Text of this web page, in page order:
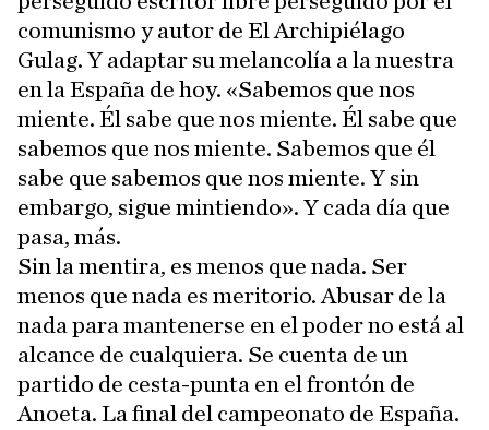
comunismo y autor de El Archipiélago
Gulag. Y adaptar su melancolía a la nuestra
en la España de hoy. «Sabemos que nos
miente. Él sabe que nos miente. Él sabe que
sabemos que nos miente. Sabemos que él
sabe que sabemos que nos miente. Y sin
embargo, sigue mintiendo». Y cada día que
pasa, más.
Sin la mentira, es menos que nada. Ser
menos que nada es meritorio. Abusar de la
nada para mantenerse en el poder no está al
alcance de cualquiera. Se cuenta de un
partido de cesta-punta en el frontón de
Anoeta. La final del campeonato de España.